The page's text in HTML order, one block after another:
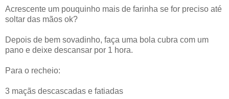
Acrescente um pouquinho mais de farinha se for preciso até
soltar das mãos ok?
Depois de bem sovadinho, faça uma bola cubra com um
pano e deixe descansar por 1 hora.
Para o recheio:
3 maçãs descascadas e fatiadas